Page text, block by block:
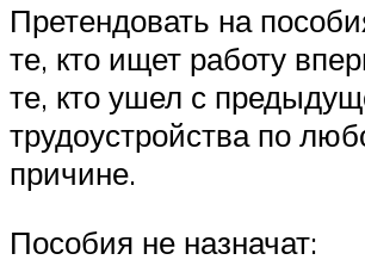
Претендовать на
те, кто ищет работу
те, кто ушел с
трудоустройства по
причине.
Пособия не назначат: